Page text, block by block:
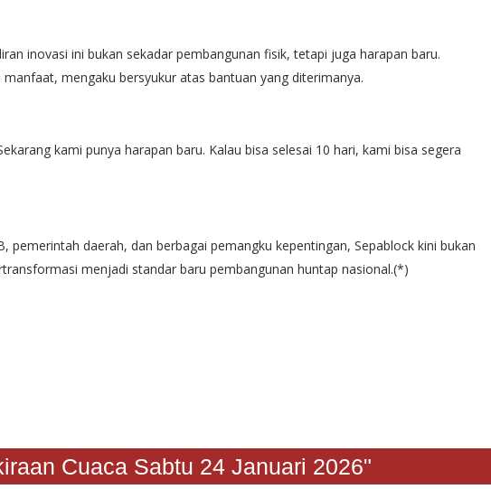
inovasi ini bukan sekadar pembangunan fisik, tetapi juga harapan baru.
mengaku bersyukur atas bantuan yang diterimanya.
kami punya harapan baru. Kalau bisa selesai 10 hari, kami bisa segera
pemerintah daerah, dan berbagai pemangku kepentingan, Sepablock kini bukan
menjadi standar baru pembangunan huntap nasional.(*)
Cuaca Sabtu 24 Januari 2026"